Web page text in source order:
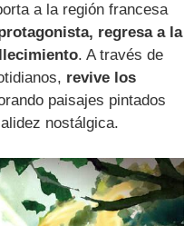
a la región francesa
regresa a la
. A través de
revive los
paisajes pintados
nostálgica.